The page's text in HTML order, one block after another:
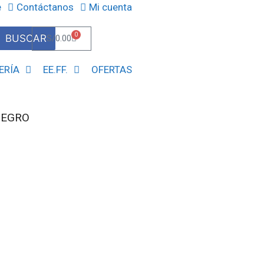
Contáctanos Mi cuenta
BUSCARS/0.00 0
EE.FF. OFERTAS